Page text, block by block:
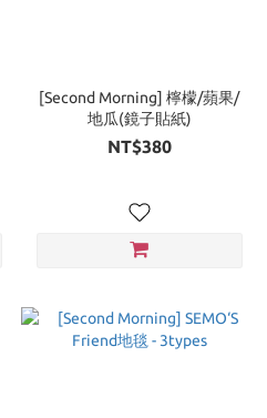
[Second Morning] 檸檬/蘋果/
地瓜(鏡子貼紙)
NT$380